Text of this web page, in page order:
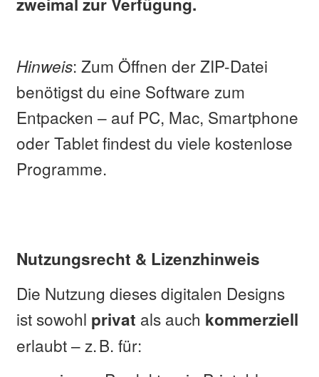
zweimal zur Verfügung.
Hinweis: Zum Öffnen der ZIP-Datei
benötigst du eine Software zum
Entpacken – auf PC, Mac, Smartphone
oder Tablet findest du viele kostenlose
Programme.
Nutzungsrecht & Lizenzhinweis
Die Nutzung dieses digitalen Designs
ist sowohl privat als auch kommerziell
erlaubt – z. B. für: